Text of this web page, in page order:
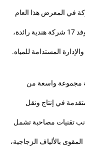
في المعرض هذا العام
بنسبة 30% مقارنة بالعام الماضي، حيث يضم الوفد 17 شركة هندية رائدة،
المستدامة للمياه.
الهندية مجموعة واسعة من
في إنتاج ونقل
تقنيات مصاحبة تشمل
بالألياف الزجاجية،